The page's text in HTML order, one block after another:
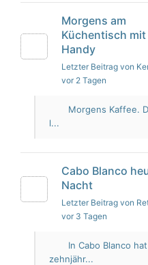
Morgens am
Küchentisch mit
Handy
Letzter Beitrag von
vor 2 Tagen
Morgens Kaffee.
l...
Cabo Blanco
Nacht
Letzter Beitrag von
vor 3 Tagen
In Cabo Blanco
zehnjähr...